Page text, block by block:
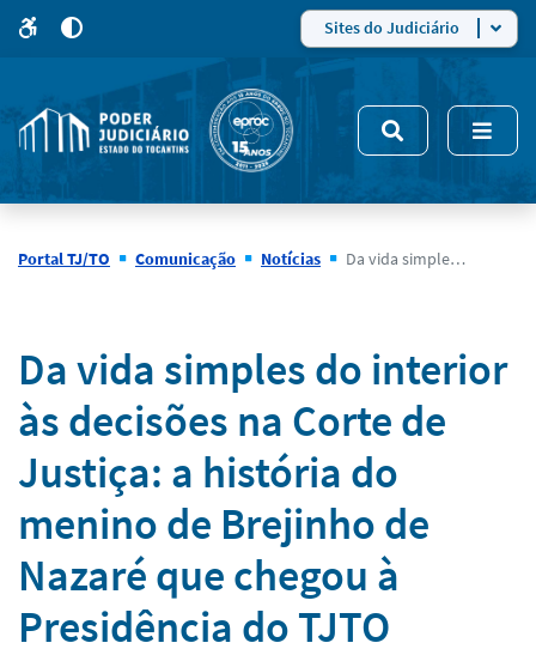
site
5
modo
de
alto
Sites do Judiciário
Portal TJ/TO Comunicação Notícias Da vida simples do interior às decisões na Corte de Justiça: a história do menino de Brejinho de Nazaré que chegou à Presidência do TJTO
Notícias
Da vida simples do interior
às decisões na Corte de
Justiça: a história do
menino de Brejinho de
Nazaré que chegou à
Presidência do TJTO